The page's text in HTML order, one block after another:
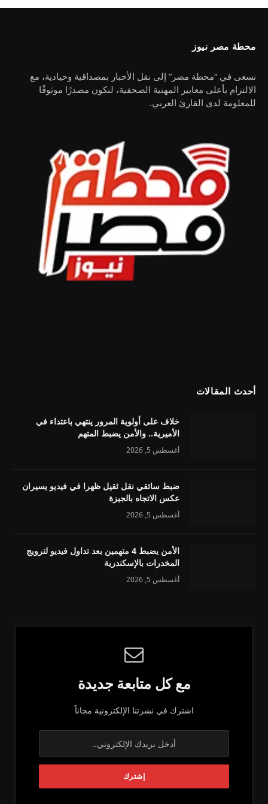
محطة مصر نيوز
نسعى في “محطة مصر” إلى نقل الأخبار بمصداقية وحيادية، مع
الالتزام بأعلى معايير المهنية الصحفية، لنكون مصدرًا موثوقًا
للمعلومة لدى القارئ العربي.
أحدث المقالات
خلاف على أولوية المرور ينتهي باعتداء في
الأميرية.. والأمن يضبط المتهم
أغسطس 5, 2026
ضبط سائقي نقل ثقيل ظهرا في فيديو يسيران
عكس الاتجاه بالجيزة
أغسطس 5, 2026
الأمن يضبط 4 متهمين بعد تداول فيديو لترويج
المخدرات بالإسكندرية
أغسطس 5, 2026
مع كل متابعة جديدة
اشترك في نشرتنا الإلكترونية مجاناً